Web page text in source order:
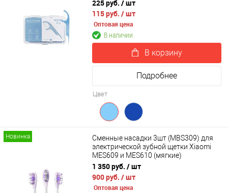
225 руб. / шт
115 руб. / шт
Оптовая цена
В наличии
В корзину
Подробнее
Цвет
Новинка
Сменные насадки 3шт (MBS309) для
электрической зубной щетки Xiaomi
MES609 и MES610 (мягкие)
1 350 руб. / шт
900 руб. / шт
Оптовая цена